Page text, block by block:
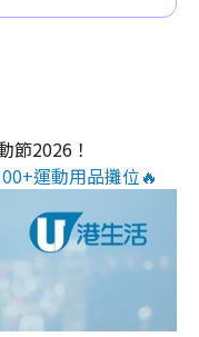
節2026！
運動用品攤位🔥